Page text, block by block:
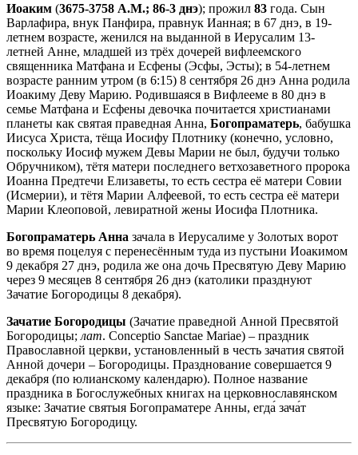
Иоаким (3675-3758 A.M.; 86-3 днэ); прожил 83 года. Сын
Варлафира, внук Панфира, правнук Ианная; в 67 днэ, в 19-
летнем возрасте, женился на выданной в Иерусалим 13-
летней Анне, младшей из трёх дочерей вифлеемского
священника Матфана и Есфены (Эсфы, Эсты); в 54-летнем
возрасте ранним утром (в 6:15) 8 сентября 26 днэ Анна родила
Иоакиму Деву Марию. Родившаяся в Вифлееме в 80 днэ в
семье Матфана и Есфены девочка почитается христианами
планеты как святая праведная Анна, Богопраматерь, бабушка
Иисуса Христа, тёща Иосифу Плотнику (конечно, условно,
поскольку Иосиф мужем Девы Марии не был, будучи только
Обручником), тётя матери последнего ветхозаветного пророка
Иоанна Предтечи Елизаветы, то есть сестра её матери Совии
(Исмерии), и тётя Марии Алфеевой, то есть сестра её матери
Марии Клеоповой, левиратной жены Иосифа Плотника.
Богопраматерь Анна зачала в Иерусалиме у Золотых ворот
во время поцелуя с перенесённым туда из пустыни Иоакимом
9 декабря 27 днэ, родила же она дочь Пресвятую Деву Марию
через 9 месяцев 8 сентября 26 днэ (католики празднуют
Зачатие Богородицы 8 декабря).
Зачатие Богородицы (Зачатие праведной Анной Пресвятой
Богородицы; лат. Conceptio Sanctae Mariae) – праздник
Православной церкви, установленный в честь зачатия святой
Анной дочери – Богородицы. Празднование совершается 9
декабря (по юлианскому календарю). Полное название
праздника в Богослужебных книгах на церковнославянском
языке: Зачатие святыя Богопраматере Анны, егда́ зача́т
Пресвятую Богородицу.